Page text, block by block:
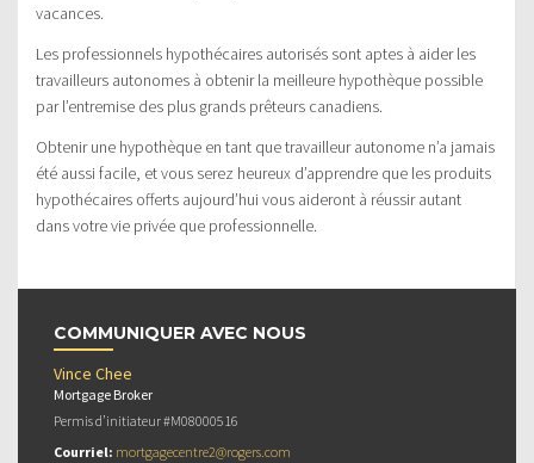
vacances.
Les professionnels hypothécaires autorisés sont aptes à aider les
travailleurs autonomes à obtenir la meilleure hypothèque possible
par l’entremise des plus grands prêteurs canadiens.
Obtenir une hypothèque en tant que travailleur autonome n’a jamais
été aussi facile, et vous serez heureux d’apprendre que les produits
hypothécaires offerts aujourd’hui vous aideront à réussir autant
dans votre vie privée que professionnelle.
COMMUNIQUER AVEC NOUS
Vince Chee
Mortgage Broker
Permis d’initiateur #M08000516
Courriel: mortgagecentre2@rogers.com